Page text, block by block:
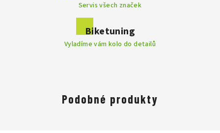
Servis všech značek
Biketuning
Vyladíme vám kolo do detailů
Podobné produkty